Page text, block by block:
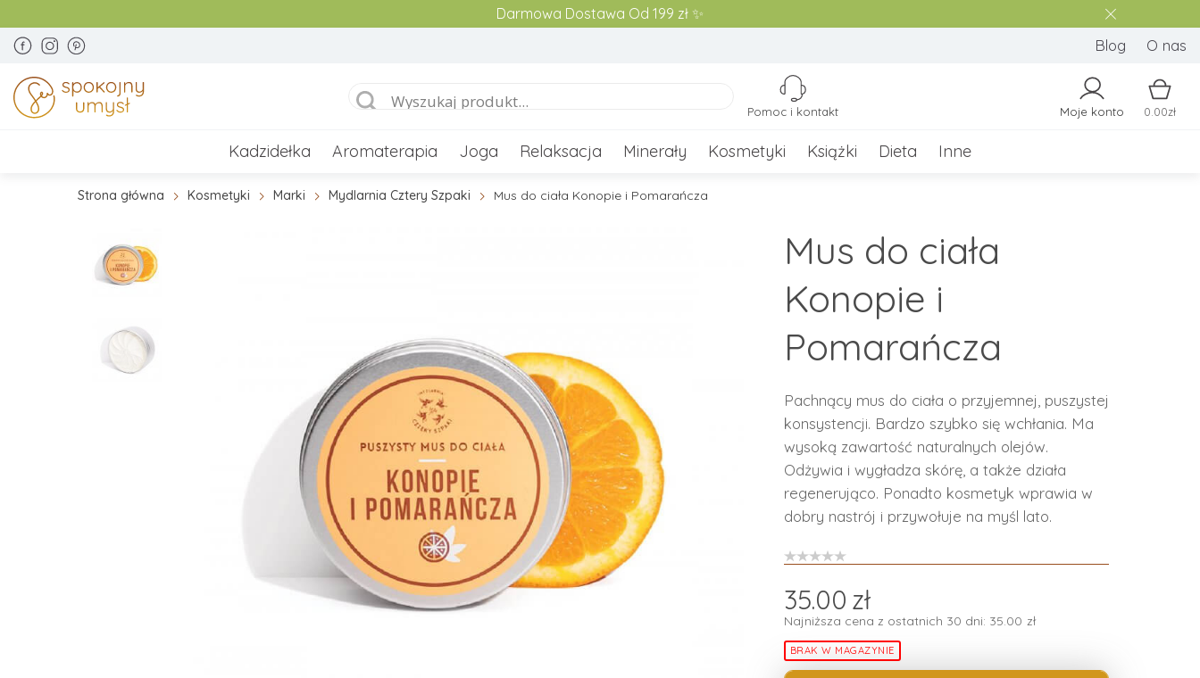
Darmowa Dostawa Od 199 zł ✨
Blog O nas
Moje konto 0.00zł
Pomoc i kontakt
Kadzidełka Aromaterapia Joga Relaksacja Minerały Kosmetyki Książki Dieta Inne
Strona główna Kosmetyki Marki Mydlarnia Cztery Szpaki Mus do ciała Konopie i Pomarańcza
Mus do ciała
Konopie i
Pomarańcza
Pachnący mus do ciała o przyjemnej, puszystej
konsystencji. Bardzo szybko się wchłania. Ma
wysoką zawartość naturalnych olejów.
Odżywia i wygładza skórę, a także działa
regenerująco. Ponadto kosmetyk wprawia w
dobry nastrój i przywołuje na myśl lato.
35.00 zł
Najniższa cena z ostatnich 30 dni: 35.00 zł
BRAK W MAGAZYNIE